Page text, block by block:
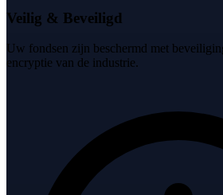
Veilig & Beveiligd
Uw fondsen zijn beschermd met
encryptie van de industrie.